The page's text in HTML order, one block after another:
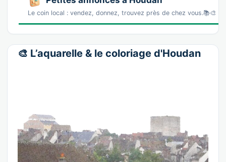
Le coin local : vendez, donnez, trouvez près de chez vous.📚🎨
🎨 L’aquarelle & le coloriage d'Houdan